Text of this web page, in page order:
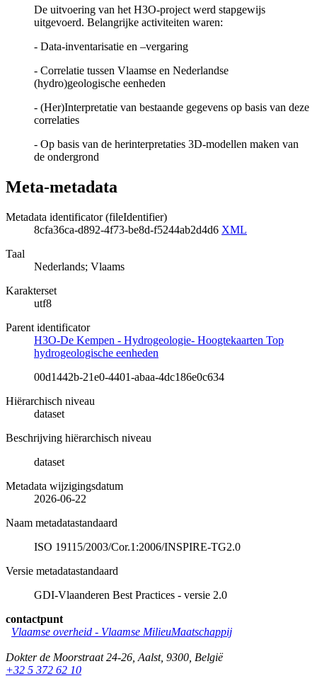
De uitvoering van het H3O-project werd stapgewijs
uitgevoerd. Belangrijke activiteiten waren:
- Data-inventarisatie en –vergaring
- Correlatie tussen Vlaamse en Nederlandse
(hydro)geologische eenheden
- (Her)Interpretatie van bestaande gegevens op basis van deze
correlaties
- Op basis van de herinterpretaties 3D-modellen maken van
de ondergrond
Meta-metadata
Metadata identificator (fileIdentifier)
8cfa36ca-d892-4f73-be8d-f5244ab2d4d6 XML
Taal
Nederlands; Vlaams
Karakterset
utf8
Parent identificator
H3O-De Kempen - Hydrogeologie- Hoogtekaarten Top
hydrogeologische eenheden
00d1442b-21e0-4401-abaa-4dc186e0c634
Hiërarchisch niveau
dataset
Beschrijving hiërarchisch niveau
dataset
Metadata wijzigingsdatum
2026-06-22
Naam metadatastandaard
ISO 19115/2003/Cor.1:2006/INSPIRE-TG2.0
Versie metadatastandaard
GDI-Vlaanderen Best Practices - versie 2.0
contactpunt
Vlaamse overheid - Vlaamse MilieuMaatschappij
Dokter de Moorstraat 24-26 Aalst, 9300 België
+32 5 372 62 10